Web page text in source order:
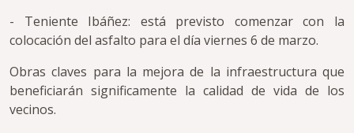
- Teniente Ibáñez: está previsto comenzar con la
colocación del asfalto para el día viernes 6 de marzo.
Obras claves para la mejora de la infraestructura que
beneficiarán significamente la calidad de vida de los
vecinos.